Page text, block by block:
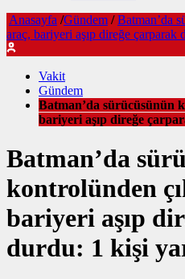
Anasayfa /Gündem / Batman’da
araç, bariyeri aşıp direğe çarparak
Vakit
Gündem
Batman’da sürücüsünün
bariyeri aşıp direğe
Batman’da
kontrolünden
bariyeri aşıp
durdu: 1 kişi